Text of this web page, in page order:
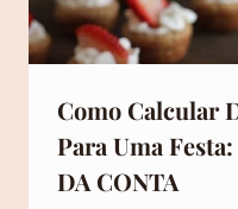
Como Calcular
Para Uma
DA CONTA